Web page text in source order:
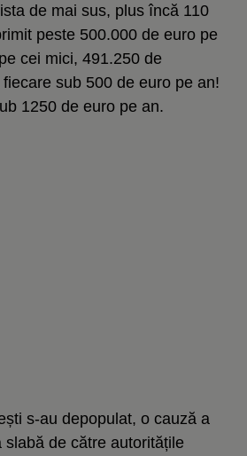
de mai sus, plus încă 110
peste 500.000 de euro pe
cei mici, 491.250 de
sub 500 de euro pe an!
1250 de euro pe an.
s-au depopulat, o cauză a
de către autoritățile